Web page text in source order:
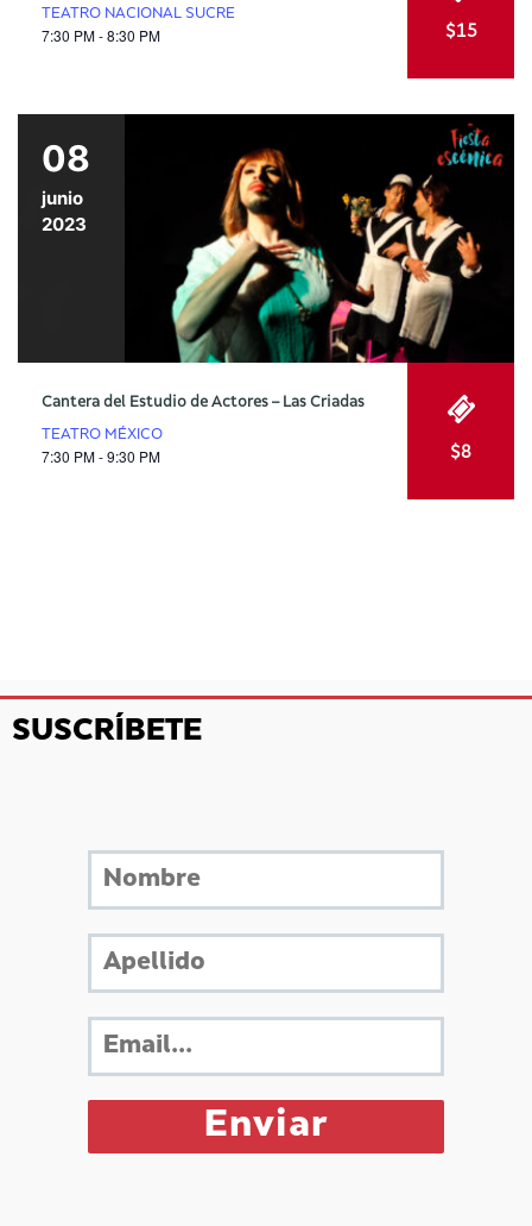
TEATRO NACIONAL SUCRE
7:30 PM - 8:30 PM $15
08
junio
2023
Cantera del Estudio de Actores – Las Criadas
TEATRO MÉXICO
7:30 PM - 9:30 PM $8
SUSCRÍBETE